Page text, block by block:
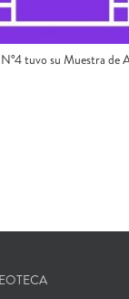
N°4 tuvo su Muestra de